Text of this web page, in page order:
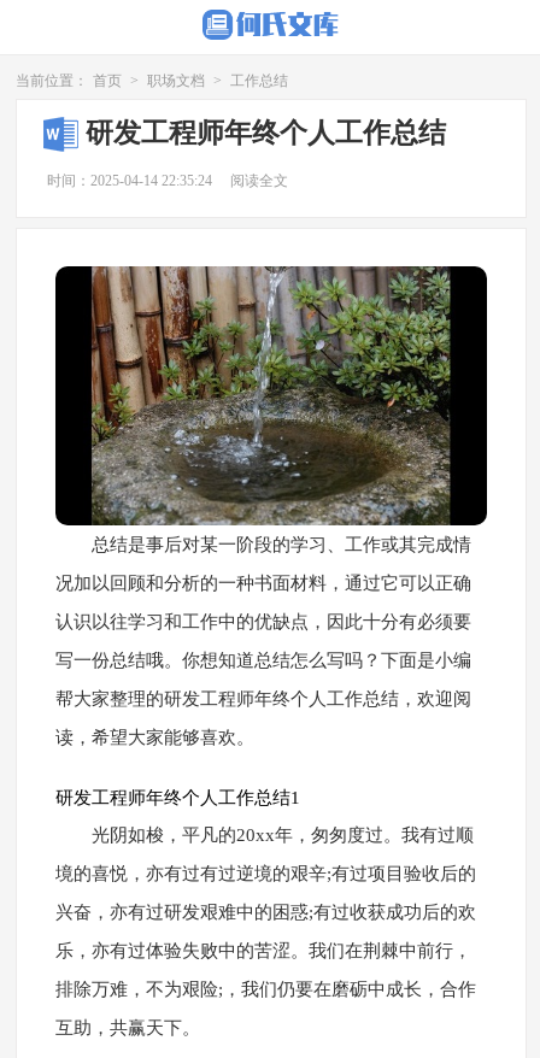
当前位置： 首页 > 职场文档 > 工作总结
研发工程师年终个人工作总结
时间：2025-04-14 22:35:24 阅读全文
总结是事后对某一阶段的学习、工作或其完成情
况加以回顾和分析的一种书面材料，通过它可以正确
认识以往学习和工作中的优缺点，因此十分有必须要
写一份总结哦。你想知道总结怎么写吗？下面是小编
帮大家整理的研发工程师年终个人工作总结，欢迎阅
读，希望大家能够喜欢。
研发工程师年终个人工作总结1
光阴如梭，平凡的20xx年，匆匆度过。我有过顺
境的喜悦，亦有过有过逆境的艰辛;有过项目验收后的
兴奋，亦有过研发艰难中的困惑;有过收获成功后的欢
乐，亦有过体验失败中的苦涩。我们在荆棘中前行，
排除万难，不为艰险;，我们仍要在磨砺中成长，合作
互助，共赢天下。